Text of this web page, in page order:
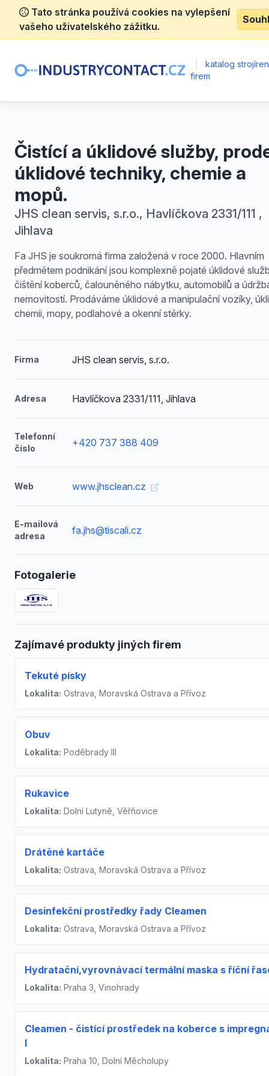
Tato stránka používá cookies na vylepšení
vašeho uživatelského zážitku.
katalog
firem
Čistící a úklidové služby,
úklidové techniky, chemie a
mopů.
JHS clean servis, s.r.o., Havlíčkova 2331/111 ,
Jihlava
Fa JHS je soukromá firma založená v roce 2000. Hlavním
předmětem podnikání jsou komplexně pojaté úklidové
čištění koberců, čalouněného nábytku, automobilů a
nemovitostí. Prodáváme úklidové a manipulační vozíky,
chemii, mopy, podlahové a okenní stěrky.
Firma JHS clean servis, s.r.o.
Adresa Havlíčkova 2331/111, Jihlava
Telefonní
číslo
+420 737 388 409
Web www.jhsclean.cz
E-mailová
adresa
fa.jhs@tiscali.cz
Fotogalerie
Zajímavé produkty jiných firem
Tekuté písky
Lokalita: Ostrava, Moravská Ostrava a Přívoz
Obuv
Lokalita: Poděbrady III
Rukavice
Lokalita: Dolní Lutyně, Věřňovice
Drátěné kartáče
Lokalita: Ostrava, Moravská Ostrava a Přívoz
Desinfekční prostředky řady Cleamen
Lokalita: Ostrava, Moravská Ostrava a Přívoz
Hydratační,vyrovnávací termální maska s říční
Lokalita: Praha 3, Vinohrady
Cleamen - čistící prostředek na koberce s
l
Lokalita: Praha 10, Dolní Měcholupy